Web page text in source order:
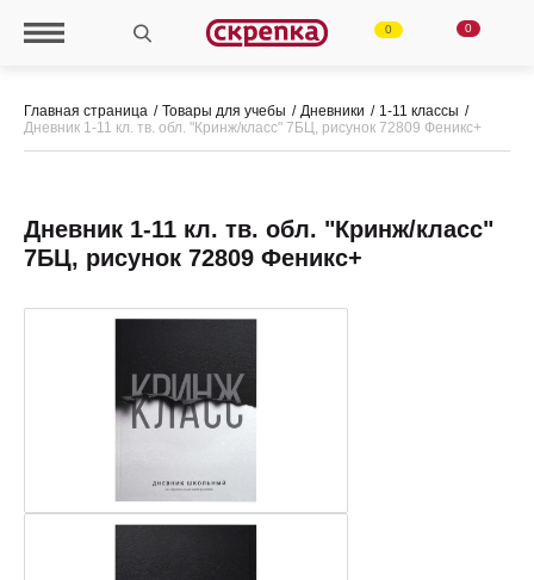
0 0
Главная страница Товары для учебы Дневники
1-11 классы
Дневник 1-11 кл. тв. обл. "Кринж/класс" 7БЦ, рисунок 72809 Феникс+
Дневник 1-11 кл. тв. обл. "Кринж/класс"
7БЦ, рисунок 72809 Феникс+